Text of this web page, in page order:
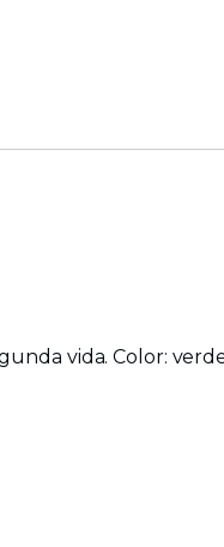
vida. Color: